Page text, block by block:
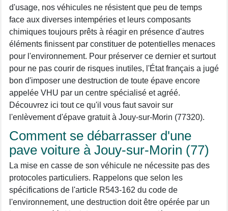
d'usage, nos véhicules ne résistent que peu de temps
face aux diverses intempéries et leurs composants
chimiques toujours prêts à réagir en présence d'autres
éléments finissent par constituer de potentielles menaces
pour l'environnement. Pour préserver ce dernier et surtout
pour ne pas courir de risques inutiles, l'État français a jugé
bon d'imposer une destruction de toute épave encore
appelée VHU par un centre spécialisé et agréé.
Découvrez ici tout ce qu'il vous faut savoir sur
l'enlèvement d'épave gratuit à Jouy-sur-Morin (77320).
Comment se débarrasser d'une
pave voiture à Jouy-sur-Morin (77)
La mise en casse de son véhicule ne nécessite pas des
protocoles particuliers. Rappelons que selon les
spécifications de l'article R543-162 du code de
l'environnement, une destruction doit être opérée par un